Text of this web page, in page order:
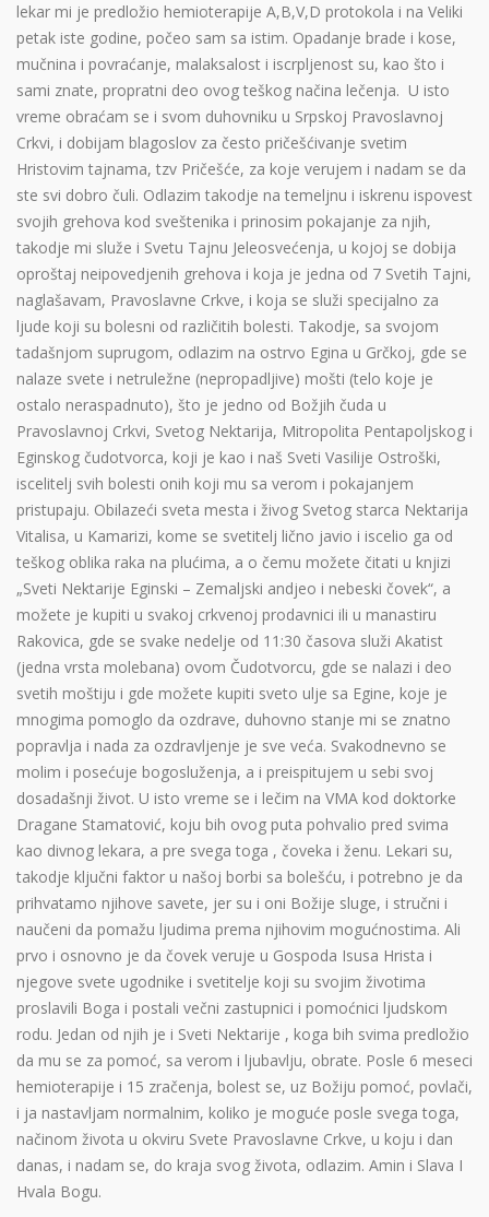
lekar mi je predložio hemioterapije A,B,V,D protokola i na Veliki
petak iste godine, počeo sam sa istim. Opadanje brade i kose,
mučnina i povraćanje, malaksalost i iscrpljenost su, kao što i
sami znate, propratni deo ovog teškog načina lečenja. U isto
vreme obraćam se i svom duhovniku u Srpskoj Pravoslavnoj
Crkvi, i dobijam blagoslov za često pričešćivanje svetim
Hristovim tajnama, tzv Pričešće, za koje verujem i nadam se da
ste svi dobro čuli. Odlazim takodje na temeljnu i iskrenu ispovest
svojih grehova kod sveštenika i prinosim pokajanje za njih,
takodje mi služe i Svetu Tajnu Jeleosvećenja, u kojoj se dobija
oproštaj neipovedjenih grehova i koja je jedna od 7 Svetih Tajni,
naglašavam, Pravoslavne Crkve, i koja se služi specijalno za
ljude koji su bolesni od različitih bolesti. Takodje, sa svojom
tadašnjom suprugom, odlazim na ostrvo Egina u Grčkoj, gde se
nalaze svete i netruležne (nepropadljive) mošti (telo koje je
ostalo neraspadnuto), što je jedno od Božjih čuda u
Pravoslavnoj Crkvi, Svetog Nektarija, Mitropolita Pentapoljskog i
Eginskog čudotvorca, koji je kao i naš Sveti Vasilije Ostroški,
iscelitelj svih bolesti onih koji mu sa verom i pokajanjem
pristupaju. Obilazeći sveta mesta i živog Svetog starca Nektarija
Vitalisa, u Kamarizi, kome se svetitelj lično javio i iscelio ga od
teškog oblika raka na plućima, a o čemu možete čitati u knjizi
„Sveti Nektarije Eginski – Zemaljski andjeo i nebeski čovek“, a
možete je kupiti u svakoj crkvenoj prodavnici ili u manastiru
Rakovica, gde se svake nedelje od 11:30 časova služi Akatist
(jedna vrsta molebana) ovom Čudotvorcu, gde se nalazi i deo
svetih moštiju i gde možete kupiti sveto ulje sa Egine, koje je
mnogima pomoglo da ozdrave, duhovno stanje mi se znatno
popravlja i nada za ozdravljenje je sve veća. Svakodnevno se
molim i posećuje bogosluženja, a i preispitujem u sebi svoj
dosadašnji život. U isto vreme se i lečim na VMA kod doktorke
Dragane Stamatović, koju bih ovog puta pohvalio pred svima
kao divnog lekara, a pre svega toga , čoveka i ženu. Lekari su,
takodje ključni faktor u našoj borbi sa bolešću, i potrebno je da
prihvatamo njihove savete, jer su i oni Božije sluge, i stručni i
naučeni da pomažu ljudima prema njihovim mogućnostima. Ali
prvo i osnovno je da čovek veruje u Gospoda Isusa Hrista i
njegove svete ugodnike i svetitelje koji su svojim životima
proslavili Boga i postali večni zastupnici i pomoćnici ljudskom
rodu. Jedan od njih je i Sveti Nektarije , koga bih svima predložio
da mu se za pomoć, sa verom i ljubavlju, obrate. Posle 6 meseci
hemioterapije i 15 zračenja, bolest se, uz Božiju pomoć, povlači,
i ja nastavljam normalnim, koliko je moguće posle svega toga,
načinom života u okviru Svete Pravoslavne Crkve, u koju i dan
danas, i nadam se, do kraja svog života, odlazim. Amin i Slava I
Hvala Bogu.